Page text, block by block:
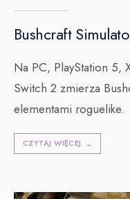
Bushcraft
Na PC, PlayStation 5,
Switch 2 zmierza
elementami roguelike.
CZYTAJ WIĘCEJ →